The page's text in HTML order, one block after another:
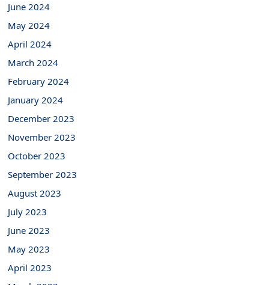
June 2024
May 2024
April 2024
March 2024
February 2024
January 2024
December 2023
November 2023
October 2023
September 2023
August 2023
July 2023
June 2023
May 2023
April 2023